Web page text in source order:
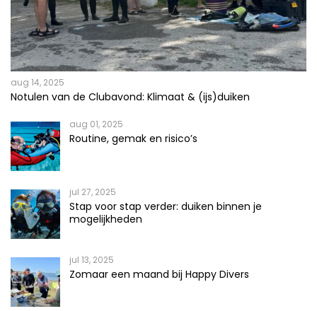
aug 14, 2025
Notulen van de Clubavond: Klimaat & (ijs)duiken
aug 01, 2025
Routine, gemak en risico’s
jul 27, 2025
Stap voor stap verder: duiken binnen je
mogelijkheden
jul 13, 2025
Zomaar een maand bij Happy Divers